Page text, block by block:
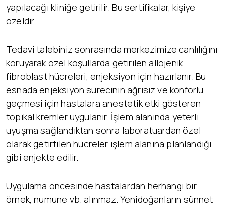
yapılacağı kliniğe getirilir. Bu sertifikalar, kişiye
özeldir.
Tedavi talebiniz sonrasında merkezimize canlılığını
koruyarak özel koşullarda getirilen allojenik
fibroblast hücreleri, enjeksiyon için hazırlanır. Bu
esnada enjeksiyon sürecinin ağrısız ve konforlu
geçmesi için hastalara anestetik etki gösteren
topikal kremler uygulanır. İşlem alanında yeterli
uyuşma sağlandıktan sonra laboratuardan özel
olarak getirtilen hücreler işlem alanına planlandığı
gibi enjekte edilir.
Uygulama öncesinde hastalardan herhangi bir
örnek, numune vb. alınmaz. Yenidoğanların sünnet